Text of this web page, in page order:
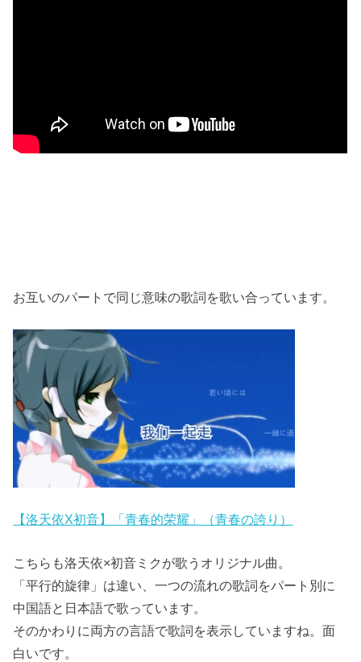
お互いのパートで同じ意味の歌詞を歌い合っています。
【洛天依X初音】「青春的荣耀」（青春の誇り）
こちらも洛天依×初音ミクが歌うオリジナル曲。
「平行的旋律」は違い、一つの流れの歌詞をパート別に
中国語と日本語で歌っています。
そのかわりに両方の言語で歌詞を表示していますね。面
白いです。